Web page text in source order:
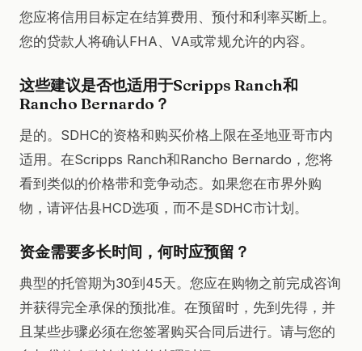
您应将信用目标定在结算费用、预付和利率买断上。
您的贷款人将确认FHA、VA或常规允许的内容。
这些建议是否也适用于Scripps Ranch和
Rancho Bernardo？
是的。SDHC的资格和购买价格上限在圣地亚哥市内
适用。在Scripps Ranch和Rancho Bernardo，您将
看到类似的价格带和竞争动态。如果您在市界外购
物，请评估县HCD选项，而不是SDHC市计划。
资金需要多长时间，何时应预留？
典型的托管期为30到45天。您应在购物之前完成咨询
并获得完全承保的预批准。在预留时，先到先得，并
且某些步骤必须在您签署购买合同后进行。请与您的